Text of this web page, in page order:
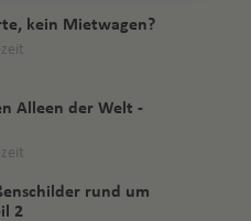
kein Mietwagen?
Alleen der Welt -
rund um
2